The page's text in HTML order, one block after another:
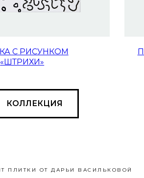
С РИСУНКОМ
«ШТРИХИ»
КОЛЛЕКЦИЯ
ПЛИТКИ ОТ ДАРЬИ ВАСИЛЬКОВОЙ